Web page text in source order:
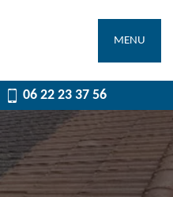
MENU
06 22 23 37 56